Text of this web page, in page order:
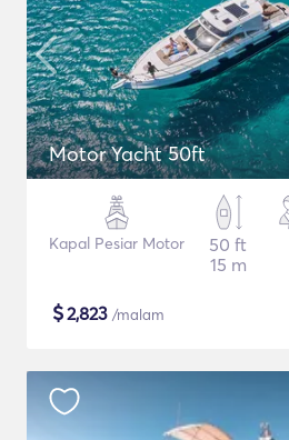
Motor Yacht 50ft
Kapal Pesiar Motor
50 ft
15 m
$2,823 /malam